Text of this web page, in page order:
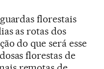
florestais
as rotas dos
do que será esse
florestas de